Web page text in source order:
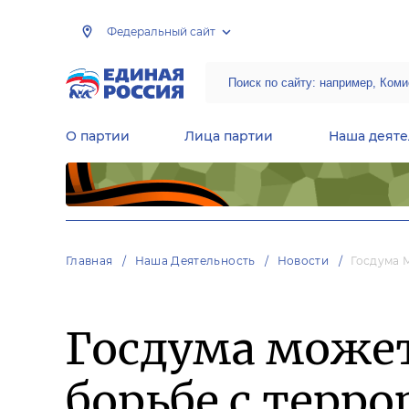
Федеральный сайт
О партии Лица партии Наша
Главная Наша Деятельность Новости Госдума
Госдума